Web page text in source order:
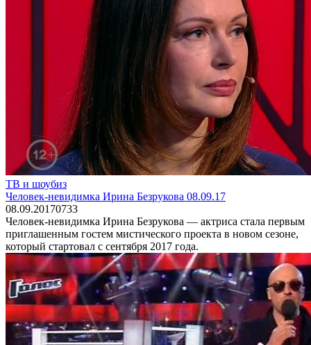
ТВ и шоубиз
Человек-невидимка Ирина Безрукова 08.09.17
08.09.20170733
Человек-невидимка Ирина Безрукова — актриса стала первым
приглашенным гостем мистического проекта в новом сезоне,
который стартовал с сентября 2017 года.